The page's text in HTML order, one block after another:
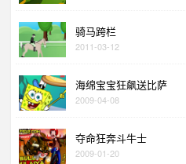
骑马跨栏
2011-03-12
海绵宝宝狂飙送比萨
2009-04-08
夺命狂奔斗牛士
2009-01-20